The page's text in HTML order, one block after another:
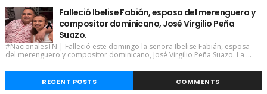
Falleció Ibelise Fabián, esposa del merenguero y
compositor dominicano, José Virgilio Peña
Suazo.
#NacionalesTN | Falleció este domingo la señora Ibelise Fabián, esposa
del merenguero y compositor dominicano, José Virgilio Peña Suazo. La ...
RECENT POSTS COMMENTS